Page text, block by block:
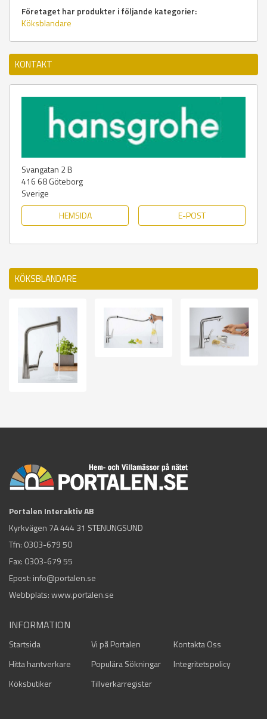
Företaget har produkter i följande kategorier:
Köksblandare
KONTAKT
Svangatan 2 B
416 68Göteborg
Sverige
HEMSIDA
E-POST
KÖKSBLANDARE
Portalen Interaktiv AB
Kyrkvägen 7A 444 31 STENUNGSUND
Tfn: 0303-679 50
Fax: 0303-679 55
Epost: info@portalen.se
Webbplats: www.portalen.se
INFORMATION
Startsida Vi på Portalen
Kontakta Oss
Hitta hantverkare
Populära Sökningar
Integritetspolicy
Köksbutiker
Tillverkarregister